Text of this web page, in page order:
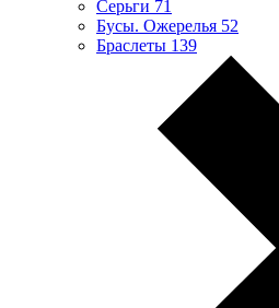
Серьги 71
Бусы. Ожерелья 52
Браслеты 139